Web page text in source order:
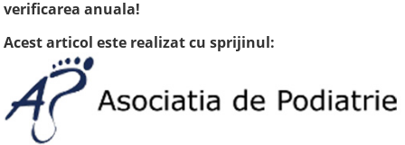
verificarea anuala!
Acest articol este realizat cu sprijinul: